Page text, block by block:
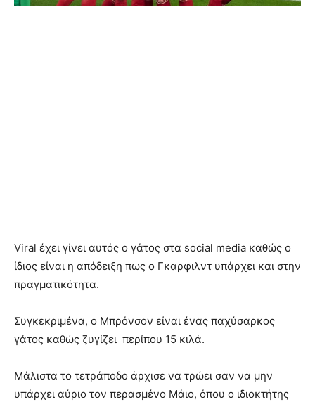
Viral έχει γίνει αυτός ο γάτος στα social media καθώς ο
ίδιος είναι η απόδειξη πως ο Γκαρφιλντ υπάρχει και στην
πραγματικότητα.
Συγκεκριμένα, ο Μπρόνσον είναι ένας παχύσαρκος
γάτος καθώς ζυγίζει περίπου 15 κιλά.
Μάλιστα το τετράποδο άρχισε να τρώει σαν να μην
υπάρχει αύριο τον περασμένο Μάιο, όπου ο ιδιοκτήτης